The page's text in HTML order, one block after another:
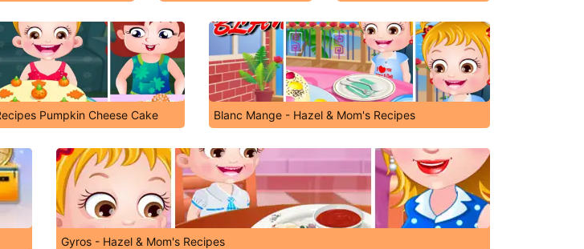
Pumpkin Cheese Cake Blanc Mange - Hazel & Mom's Recipes
Gyros - Hazel & Mom's Recipes